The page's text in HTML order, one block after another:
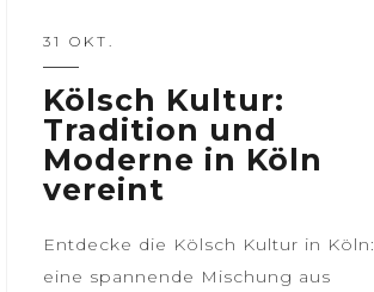
31 OKT.
Kölsch Kultur:
Tradition und
Moderne in Köln
vereint
Entdecke die Kölsch Kultur in Köln:
eine spannende Mischung aus